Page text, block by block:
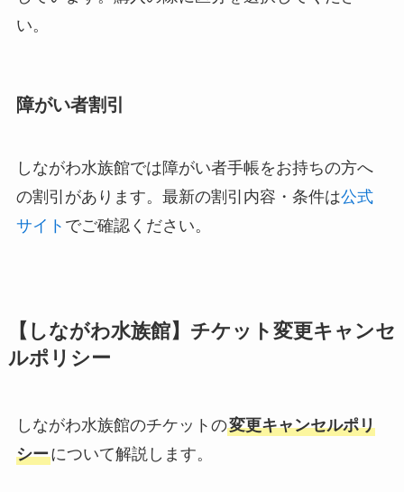
い。
障がい者割引
しながわ水族館では障がい者手帳をお持ちの方へ
の割引があります。最新の割引内容・条件は公式
サイト でご確認ください。
【しながわ水族館】チケット変更キャンセ
ルポリシー
しながわ水族館のチケットの変更キャンセルポリ
シーについて解説します。